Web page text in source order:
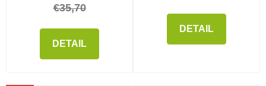
€35,70
DETAIL
DETAIL